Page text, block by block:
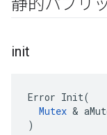
静的パブリ
init
Error Init(
Mutex &
)